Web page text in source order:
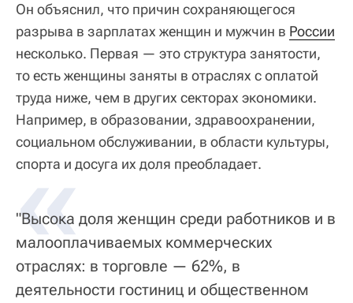
Он объяснил, что причин сохраняющегося
разрыва в зарплатах женщин и мужчин в России
несколько. Первая — это структура занятости,
то есть женщины заняты в отраслях с оплатой
труда ниже, чем в других секторах экономики.
Например, в образовании, здравоохранении,
социальном обслуживании, в области культуры,
спорта и досуга их доля преобладает.
«
"Высока доля женщин среди работников и в
малооплачиваемых коммерческих
отраслях: в торговле — 62%, в
деятельности гостиниц и общественном